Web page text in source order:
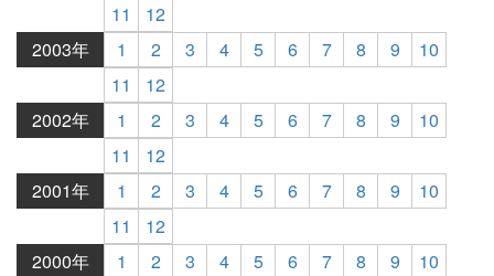
11
12
2003年
1 2 3 4 5 6 7 8 9
10
11
12
2002年
1 2 3 4 5 6 7 8 9
10
11
12
2001年
1 2 3 4 5 6 7 8 9
10
11
12
2000年
1 2 3 4 5 6 7 8 9
10